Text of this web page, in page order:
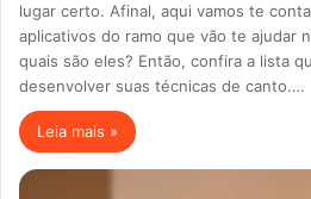
lugar certo. Afinal, aqui vamos te
aplicativos do ramo que vão te ajudar
quais são eles? Então, confira a lista
desenvolver suas técnicas de canto.…
Leia mais »